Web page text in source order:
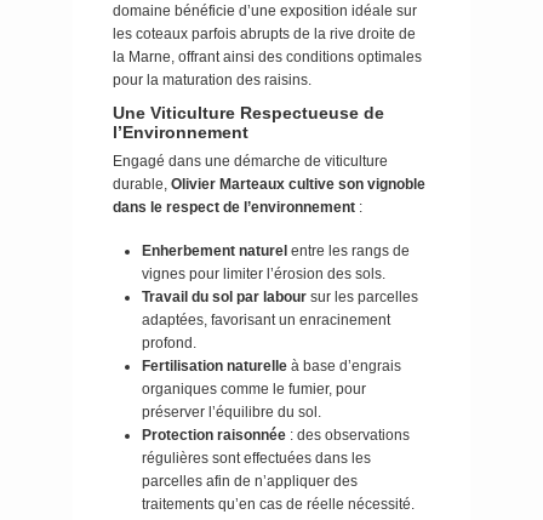
domaine bénéficie d’une exposition idéale sur
les coteaux parfois abrupts de la rive droite de
la Marne, offrant ainsi des conditions optimales
pour la maturation des raisins.
Une Viticulture Respectueuse de
l’Environnement
Engagé dans une démarche de viticulture
durable, Olivier Marteaux cultive son vignoble
dans le respect de l’environnement:
Enherbement naturelentre les rangs de
vignes pour limiter l’érosion des sols.
Travail du sol par laboursur les parcelles
adaptées, favorisant un enracinement
profond.
Fertilisation naturelleà base d’engrais
organiques comme le fumier, pour
préserver l’équilibre du sol.
Protection raisonnée: des observations
régulières sont effectuées dans les
parcelles afin de n’appliquer des
traitements qu’en cas de réelle nécessité.